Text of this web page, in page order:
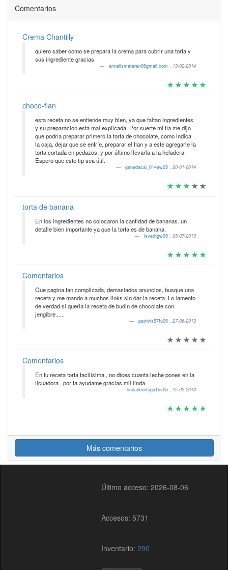
Comentarios
Crema Chantilly
quiero saber como se prepara la crema para cubrir una torta y
sus ingrediente gracias.
annelismateran06gmail.com , 13-02-2014
choco-flan
esta receta no se entiende muy bien, ya que faltan ingredientes
y su preparación esta mal explicada. Por suerte mi tía me dijo
que podría preparar primero la torta de chocolate, como indica
la caja, dejar que se enfríe, preparar el flan y a este agregarle la
torta cortada en pedazos; y por último llevarla a la heladera.
Espero que este tip sea útil.
genedacal_014aw05 , 20-01-2014
torta de banana
En los ingredientes no colocaron la cantidad de bananas. un
detalle bien importante ya que la torta es de banana.
isvethgw05 , 05-07-2013
Comentarios
Que pagina tan complicada, demasiados anuncios, busque una
receta y me mando a muchos links sin dar la receta. Lo lamento
de verdad si queria la receta de budin de chocolate con
jengibre......
patrivis57fu05 , 27-06-2013
Comentarios
En tu receta torta facilisima , no dices cuanta leche pones en la
licuadora , por fa ayudame gracias mil linda
lindadeortega1bv05 , 15-02-2013
Más comentarios
Último acceso: 2026-08-06
Accesos: 5731
Inventario:290